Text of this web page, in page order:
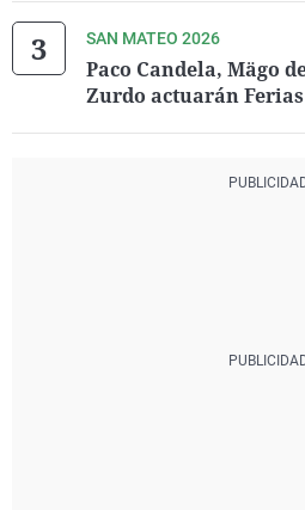
SAN MATEO 2026
Paco Candela, Mägo
Zurdo actuarán Ferias